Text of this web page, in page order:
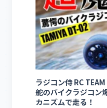
ラジコン侍 RC
舵のバイクラジコン
カニズムで走る！